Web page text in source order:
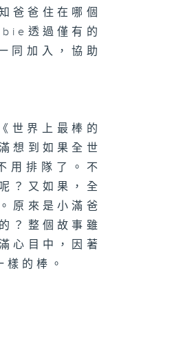
爸爸住在哪個
透過僅有的
加入，協助
世界上最棒的
想到如果全世
用排隊了。不
？又如果，全
原來是小滿爸
？整個故事雖
心目中，因著
的棒。